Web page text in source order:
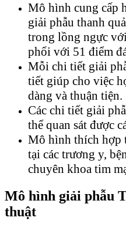
Mô hình cung cấp
giải phẫu thanh
trong lồng ngực
phổi với 51 điểm
Mỗi chi tiết giải
tiết giúp cho việc
dàng và thuận tiện.
Các chi tiết giải
thể quan sát được
Mô hình thích hợp
tại các trương y,
chuyên khoa tim
Mô hình giải phẫu
thuật